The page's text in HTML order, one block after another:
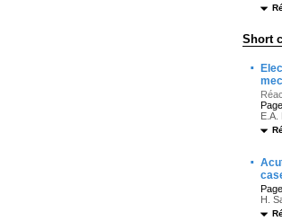
Short
·
E.A.
·
H.